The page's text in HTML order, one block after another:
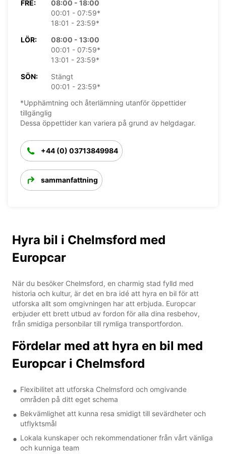
FRE:
08:00 - 18:00
00:01 - 07:59*
18:01 - 23:59*
LÖR:
08:00 - 13:00
00:01 - 07:59*
13:01 - 23:59*
SÖN:
Stängt
00:01 - 23:59*
*Upphämtning och återlämning utanför öppettider
tillgänglig
Dessa öppettider kan variera på grund av helgdagar.
+44 (0) 03713849984
sammanfattning
Hyra bil i Chelmsford med
Europcar
När du besöker Chelmsford, en charmig stad fylld med
historia och kultur, är det en bra idé att hyra en bil för att
utforska allt som omgivningen har att erbjuda. Europcar
erbjuder ett brett utbud av fordon för alla dina resbehov,
från smidiga personbilar till rymliga transportfordon.
Fördelar med att hyra en bil med
Europcar i Chelmsford
Flexibilitet att utforska Chelmsford och omgivande
områden på ditt eget schema
Bekvämlighet att kunna resa smidigt till sevärdheter och
utflyktsmål
Lokala kunskaper och rekommendationer från vårt vänliga
och kunniga team